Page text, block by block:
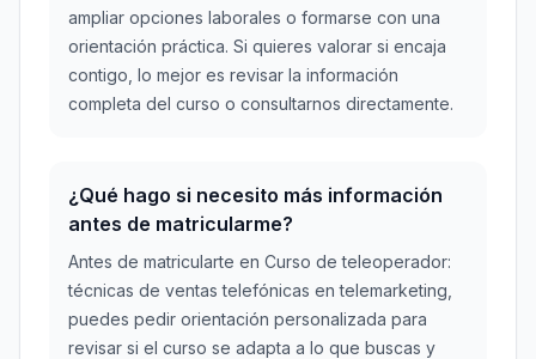
ampliar opciones laborales o formarse con una
orientación práctica. Si quieres valorar si encaja
contigo, lo mejor es revisar la información
completa del curso o consultarnos directamente.
¿Qué hago si necesito más información
antes de matricularme?
Antes de matricularte en Curso de teleoperador:
técnicas de ventas telefónicas en telemarketing,
puedes pedir orientación personalizada para
revisar si el curso se adapta a lo que buscas y